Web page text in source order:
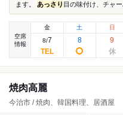
ます。 あっさり 目の味付け、チャ
空席
情報
金
8/7
土
8
日
9
焼肉高麗
今治市 / 焼肉、韓国料理、居酒屋